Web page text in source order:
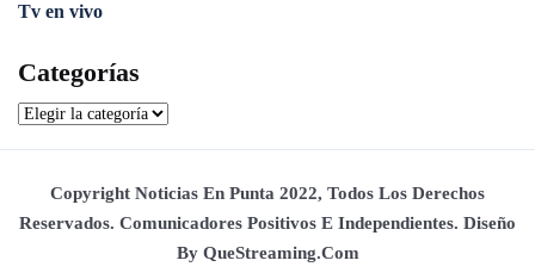
Tv en vivo
Categorías
Copyright Noticias En Punta 2022, Todos Los Derechos
Reservados. Comunicadores Positivos E Independientes. Diseño
By QueStreaming.com